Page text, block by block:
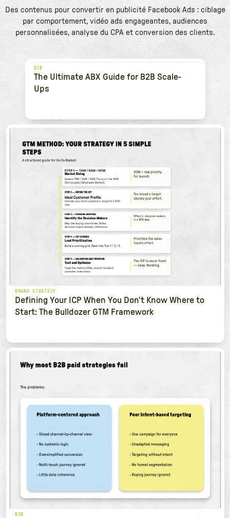
Des contenus pour convertir en publicité Facebook Ads : ciblage
par comportement, vidéo ads engageantes, audiences
personnalisées, analyse du CPA et conversion des clients.
B2B
The Ultimate ABX Guide for B2B Scale-
Ups
BRAND STRATEGY
Defining Your ICP When You Don't Know Where to
Start: The Bulldozer GTM Framework
B2B